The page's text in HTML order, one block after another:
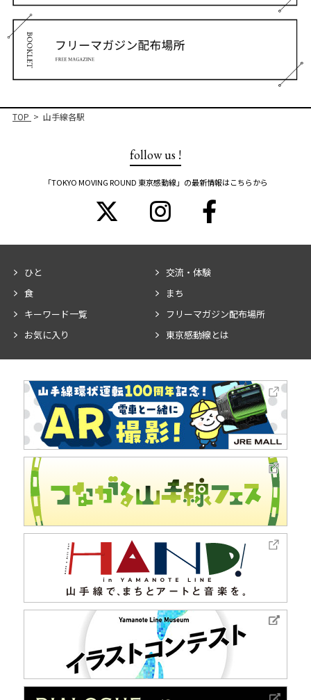
TOP 山手線各駅
follow us !
「TOKYO MOVING ROUND 東京感動線」の最新情報はこちらから
ひと
交流・体験
食
まち
キーワード一覧
フリーマガジン配布場所
お気に入り
東京感動線とは